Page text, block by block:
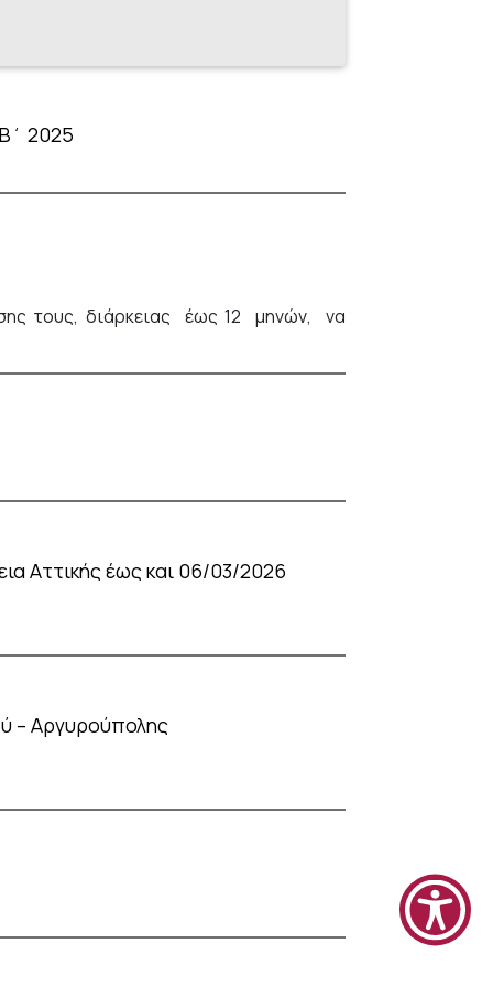
2025
τους, διάρκειας έως 12 μηνών, να
Αττικής έως και 06/03/2026
– Αργυρούπολης